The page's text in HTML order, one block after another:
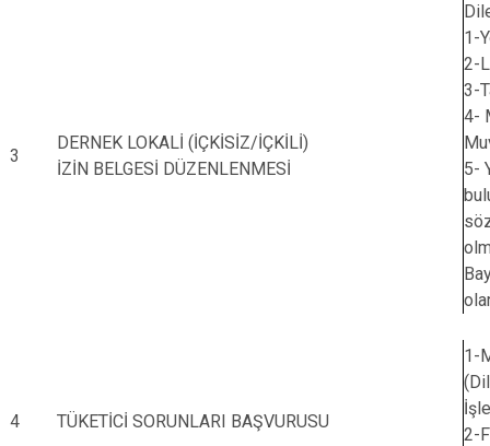
3
DERNEK LOKALİ (İÇKİSİZ/İÇKİLİ)
İZİN BELGESİ DÜZENLENMESİ
1-
2-
3-
4-
5-
4 TÜKETİCİ SORUNLARI BAŞVURUSU
1-
2-